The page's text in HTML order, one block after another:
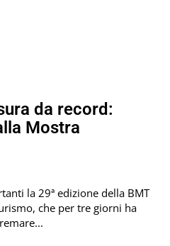
da record:
Mostra
la 29ª edizione della BMT
che per tre giorni ha